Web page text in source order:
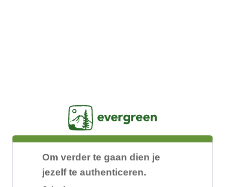
Om verder te gaan dien je
jezelf te authenticeren.